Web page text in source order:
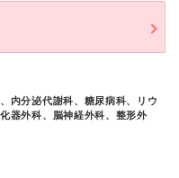
内分泌代謝科、糖尿病科、リウ
器外科、脳神経外科、整形外